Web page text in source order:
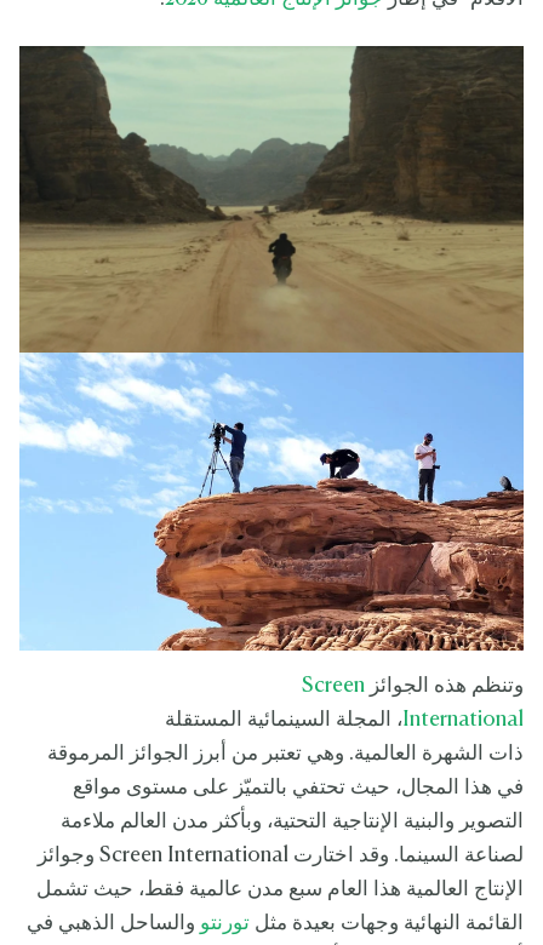
وتنظم هذه الجوائز Screen
International، المجلة السينمائية المستقلة
ذات الشهرة العالمية. وهي تعتبر من أبرز الجوائز المرموقة
في هذا المجال، حيث تحتفي بالتميّز على مستوى مواقع
التصوير والبنية الإنتاجية التحتية، وبأكثر مدن العالم ملاءمة
لصناعة السينما. وقد اختارت Screen International وجوائز
الإنتاج العالمية هذا العام سبع مدن عالمية فقط، حيث تشمل
القائمة النهائية وجهات بعيدة مثل تورنتو والساحل الذهبي في